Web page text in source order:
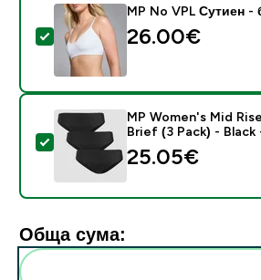
Select this product - MP No
MP No VPL Сутиен -
26.00€‎
Select this product - MP
MP Women's Mid
Brief (3 Pack) - Black
25.05€‎
Обща сума: